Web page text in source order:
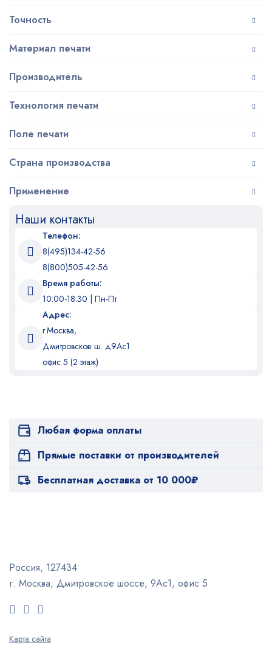
Точность
Материал печати
Производитель
Технология печати
Поле печати
Страна производства
Применение
Наши контакты
Телефон:
8(495)134-42-56
8(800)505-42-56
Время работы:
10:00-18:30 | Пн-Пт
Адрес:
г.Москва,
Дмитровское ш. д9Ас1
офис 5 (2 этаж)
Любая форма оплаты
Прямые поставки от производителей
Бесплатная доставка от 10 000₽
Россия, 127434
г. Москва, Дмитровское шоссе, 9Ас1, офис 5
Карта сайта